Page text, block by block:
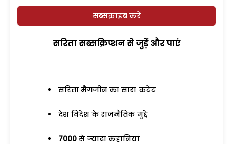
सब्सक्राइब करें
सरिता सब्सक्रिप्शन से जुड़ेें और पाएं
सरिता मैगजीन का सारा कंटेंट
देश विदेश के राजनैतिक मुद्दे
7000 से ज्यादा कहानियां